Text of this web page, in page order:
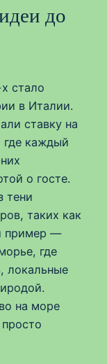
до
стало
в Италии.
ставку на
где каждый
о госте.
тени
таких как
пример —
где
локальные
на море